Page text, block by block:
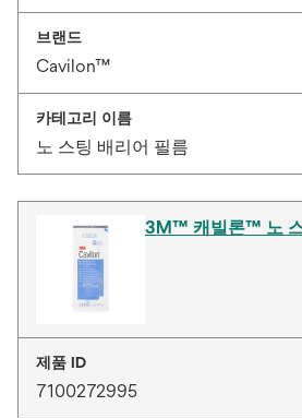
브랜드
Cavilon™
카테고리 이름
노 스팅 배리어 필름
3M™ 캐빌론™ 노
제품 ID
7100272995